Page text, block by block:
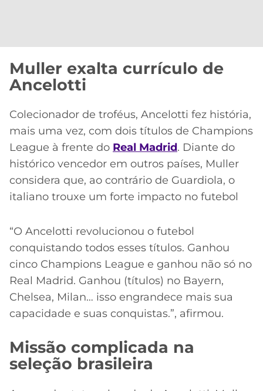
Muller exalta currículo de
Ancelotti
Colecionador de troféus, Ancelotti fez história,
mais uma vez, com dois títulos de Champions
League à frente do Real Madrid. Diante do
histórico vencedor em outros países, Muller
considera que, ao contrário de Guardiola, o
italiano trouxe um forte impacto no futebol
“O Ancelotti revolucionou o futebol
conquistando todos esses títulos. Ganhou
cinco Champions League e ganhou não só no
Real Madrid. Ganhou (títulos) no Bayern,
Chelsea, Milan… isso engrandece mais sua
capacidade e suas conquistas.”, afirmou.
Missão complicada na
seleção brasileira